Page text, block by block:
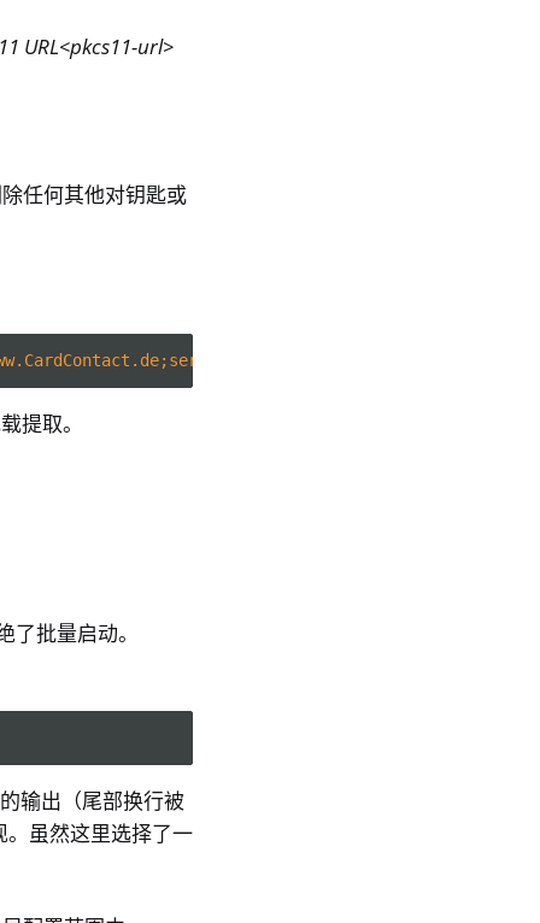
URL<pkcs11-url>
任何其他对钥匙或
提取。
批量启动。
输出（尾部换行被
虽然这里选择了一